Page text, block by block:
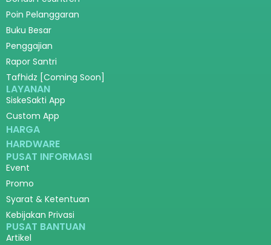
Poin Pelanggaran
Buku Besar
Penggajian
Rapor Santri
Tafhidz [Coming Soon]
LAYANAN
SiskeSakti App
Custom App
HARGA
HARDWARE
PUSAT INFORMASI
Event
Promo
Syarat & Ketentuan
Kebijakan Privasi
PUSAT BANTUAN
Artikel